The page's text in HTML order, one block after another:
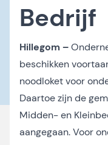
Bedrijf
Hillegom –
beschikken
noodloket voor
Daartoe zijn de
Midden- en
aangegaan. Voor